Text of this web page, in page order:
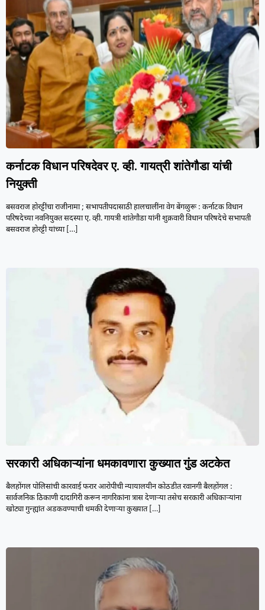
कर्नाटक विधान परिषदेवर ए. व्ही. गायत्री शांतेगौडा यांची
नियुक्ती
बसवराज होरट्टींचा राजीनामा ; सभापतीपदासाठी हालचालींना वेग बेंगळुरू : कर्नाटक विधान
परिषदेच्या नवनियुक्त सदस्या ए. व्ही. गायत्री शांतेगौडा यांनी शुक्रवारी विधान परिषदेचे सभापती
बसवराज होरट्टी यांच्या[…]
सरकारी अधिकाऱ्यांना धमकावणारा कुख्यात गुंड अटकेत
बैलहोंगल पोलिसांची कारवाई फरार आरोपीची न्यायालयीन कोठडीत रवानगी बैलहोंगल :
सार्वजनिक ठिकाणी दादागिरी करून नागरिकांना त्रास देणाऱ्या तसेच सरकारी अधिकाऱ्यांना
खोट्या गुन्ह्यांत अडकवण्याची धमकी देणाऱ्या कुख्यात[…]